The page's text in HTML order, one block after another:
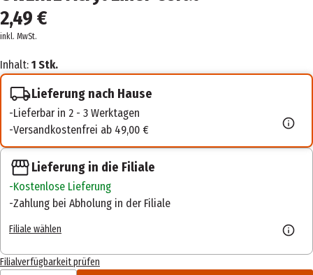
2,49 €
inkl. MwSt.
Inhalt: 1 Stk.
Lieferung nach Hause
Lieferbar in 2 - 3 Werktagen
Versandkostenfrei ab 49,00 €
Lieferung in die Filiale
Kostenlose Lieferung
Zahlung bei Abholung in der Filiale
Filiale wählen
Filialverfügbarkeit prüfen